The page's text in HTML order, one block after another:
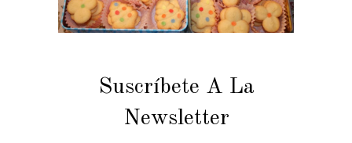
Suscríbete A La
Newsletter